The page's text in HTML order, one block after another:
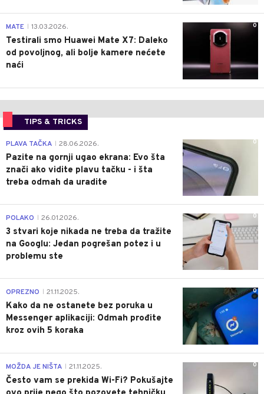
0
MATE 13.03.2026.
Testirali smo Huawei Mate X7: Daleko
od povoljnog, ali bolje kamere nećete
naći
TIPS & TRICKS
0
PLAVA TAČKA 28.06.2026.
Pazite na gornji ugao ekrana: Evo šta
znači ako vidite plavu tačku - i šta
treba odmah da uradite
0
POLAKO 26.01.2026.
3 stvari koje nikada ne treba da tražite
na Googlu: Jedan pogrešan potez i u
problemu ste
0
OPREZNO 21.11.2025.
Kako da ne ostanete bez poruka u
Messenger aplikaciji: Odmah prođite
kroz ovih 5 koraka
0
MOŽDA JE NIŠTA 21.11.2025.
Često vam se prekida Wi-Fi? Pokušajte